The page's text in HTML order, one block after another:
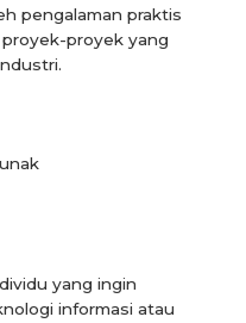
pengalaman praktis
proyek yang
yang ingin
informasi atau